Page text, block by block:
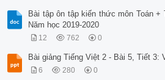
Bài tập ôn tập kiến thức môn Toán
Năm học 2019-2020
12 762 0
Bài giảng Tiếng Việt 2 - Bài 5, Tiết 3:
6 280 0